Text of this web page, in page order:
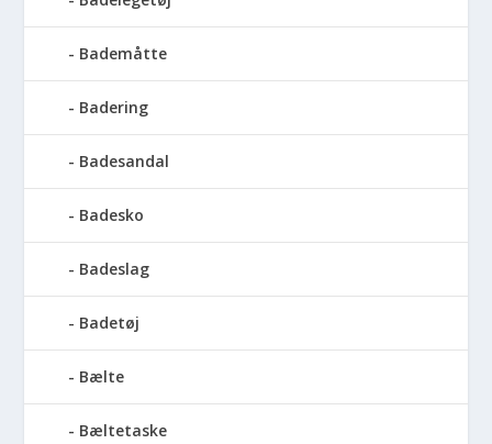
Bademåtte
Badering
Badesandal
Badesko
Badeslag
Badetøj
Bælte
Bæltetaske